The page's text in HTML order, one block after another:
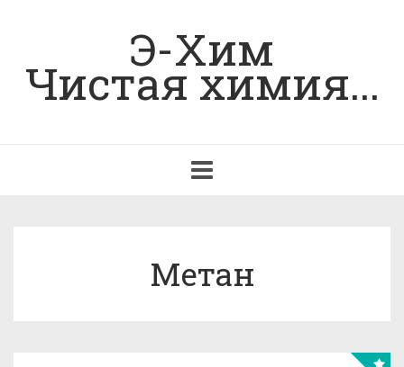
Э-Хим
Чистая химия...
navigation
Метан